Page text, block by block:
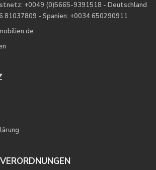
+0049 (0)5665-9391518 - Deutschland
81037809 - Spanien: +0034 650290911